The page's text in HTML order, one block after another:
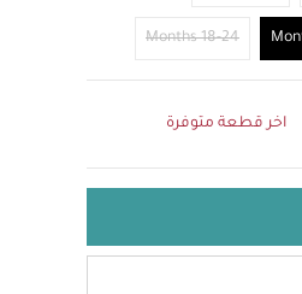
18-24 Months
اخر قطعة متوفرة